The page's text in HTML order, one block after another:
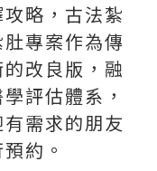
略，古法紮
專案作為傳
改良版，融
評估體系，
需求的朋友
約。